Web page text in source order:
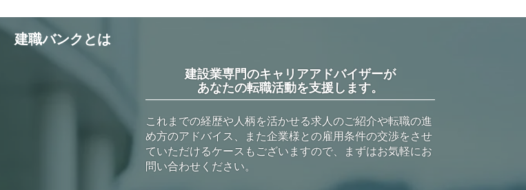
建職バンクとは
建設業専門のキャリアアドバイザーが
あなたの転職活動を支援します。
これまでの経歴や人柄を活かせる求人のご紹介や転職の進
め方のアドバイス、また企業様との雇用条件の交渉をさせ
ていただけるケースもございますので、まずはお気軽にお
問い合わせください。